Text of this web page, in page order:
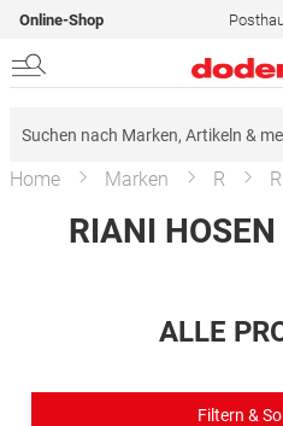
Online-Shop
Home Marken R
RIANI
ALLE
Filtern &